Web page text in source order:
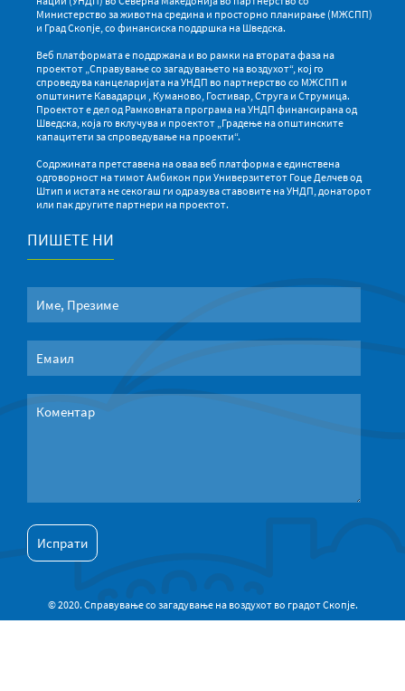
Министерство за животна средина и просторно планирање (МЖСПП)
и Град Скопје, со финансиска поддршка на Шведска.
Веб платформата е поддржана и во рамки на втората фаза на
проектот „Справување со загадувањето на воздухот“, кој го
спроведува канцеларијата на УНДП во партнерство со МЖСПП и
општините Кавадарци , Куманово, Гостивар, Струга и Струмица.
Проектот е дел од Рамковната програма на УНДП финансирана од
Шведска, која го вклучува и проектот „Градење на општинските
капацитети за спроведување на проекти“.
Содржината претставена на оваа веб платформа е единствена
одговорност на тимот Амбикон при Универзитетот Гоце Делчев од
Штип и истата не секогаш ги одразува ставовите на УНДП, донаторот
или пак другите партнери на проектот.
ПИШЕТЕ НИ
© 2020. Справување со загадување на воздухот во градот Скопје.